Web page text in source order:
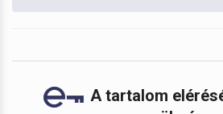
A tartalom